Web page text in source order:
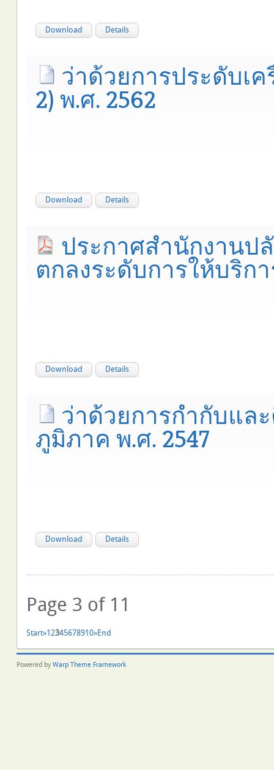
Download Details
ว่าด้วยการประดับเ
2) พ.ศ. 2562
Download Details
ประกาศสำนักงานป
ตกลงระดับการให้บริก
Download Details
ว่าด้วยการกำกับแล
ภูมิภาค พ.ศ. 2547
Download Details
Page 3 of 11
Start»1 2345678910»End
Powered by Warp Theme Framework